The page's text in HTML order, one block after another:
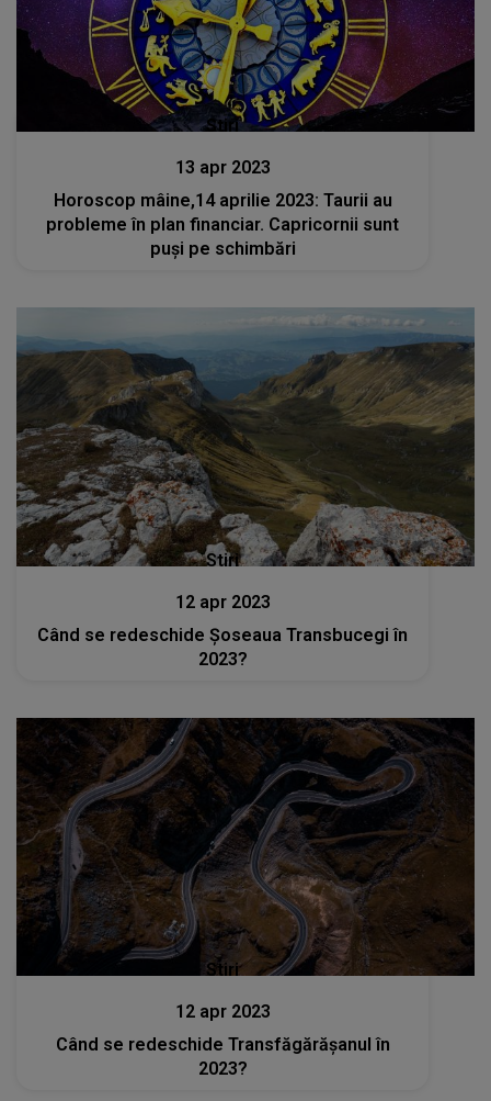
Stiri
13 apr 2023
Horoscop mâine,14 aprilie 2023: Taurii au
probleme în plan financiar. Capricornii sunt
puși pe schimbări
Stiri
12 apr 2023
Când se redeschide Șoseaua Transbucegi în
2023?
Stiri
12 apr 2023
Când se redeschide Transfăgărășanul în
2023?